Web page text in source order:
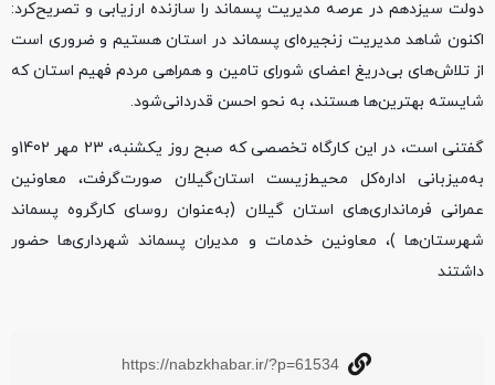
دولت سیزدهم در عرصه مدیریت پسماند را سازنده ارزیابی و تصریح‌کرد:
اکنون شاهد مدیریت زنجیره‌ای پسماند در استان هستیم و ضروری است
از تلاش‌های بی‌دریغ اعضای شورای تامین و همراهی مردم فهیم استان که
شایسته بهترین‌ها هستند، به نحو احسن قدردانی‌شود.
گفتنی است، در این کارگاه تخصصی که صبح روز یکشنبه، 23 مهر 1402و
به‌میزبانی اداره‌کل محیط‌زیست استان‌گیلان صورت‌گرفت، معاونین
عمرانی فرمانداری‌های استان گیلان (به‌عنوان روسای کارگروه پسماند
شهرستان‌ها )، معاونین خدمات و مدیران پسماند شهرداری‌ها حضور
داشتند
https://nabzkhabar.ir/?p=61534